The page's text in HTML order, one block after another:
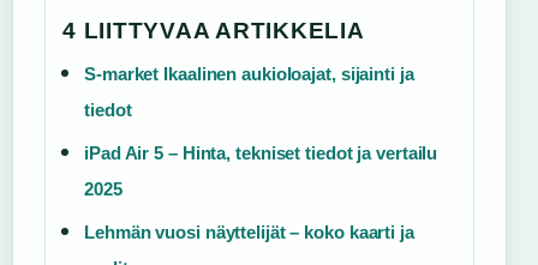
4 LIITTYVAA ARTIKKELIA
S-market Ikaalinen aukioloajat, sijainti ja
tiedot
iPad Air 5 – Hinta, tekniset tiedot ja vertailu
2025
Lehmän vuosi näyttelijät – koko kaarti ja